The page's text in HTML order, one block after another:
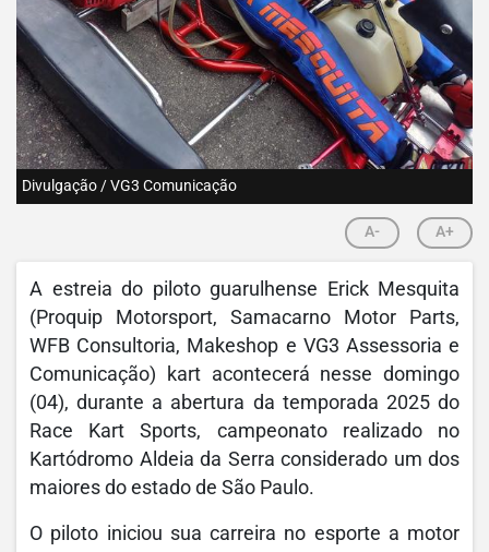
Divulgação / VG3 Comunicação
A- A+
A estreia do piloto guarulhense Erick Mesquita
(Proquip Motorsport, Samacarno Motor Parts,
WFB Consultoria, Makeshop e VG3 Assessoria e
Comunicação) kart acontecerá nesse domingo
(04), durante a abertura da temporada 2025 do
Race Kart Sports, campeonato realizado no
Kartódromo Aldeia da Serra considerado um dos
maiores do estado de São Paulo.
O piloto iniciou sua carreira no esporte a motor